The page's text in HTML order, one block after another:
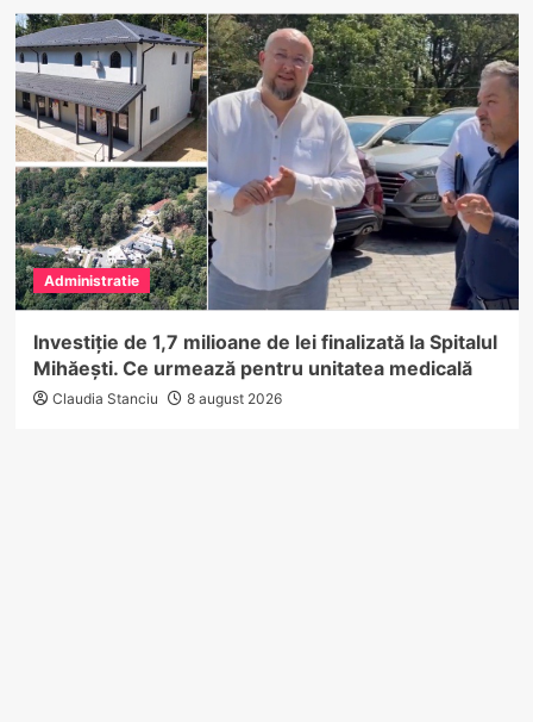
Administratie
Investiție de 1,7 milioane de lei finalizată la Spitalul
Mihăești. Ce urmează pentru unitatea medicală
Claudia Stanciu 8 august 2026